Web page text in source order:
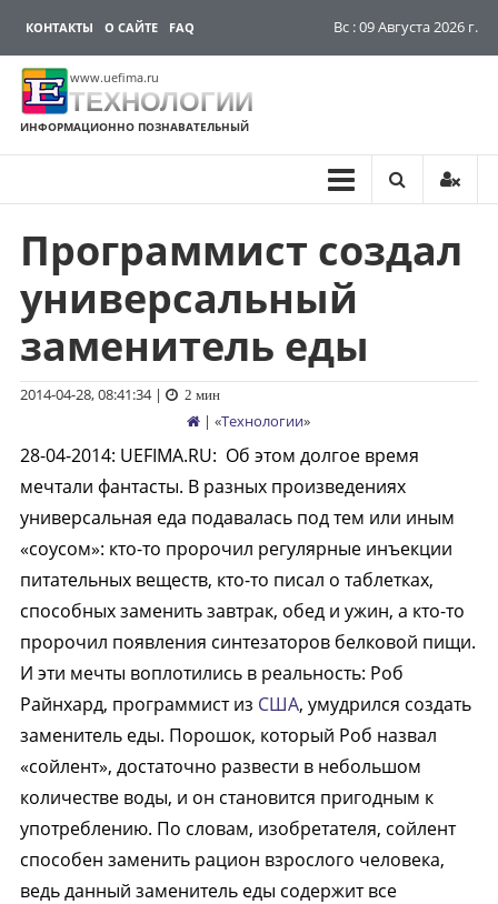
КОНТАКТЫ О САЙТЕ FAQ Вс : 09 Августа 2026 г.
www.uefima.ru
ТЕХНОЛОГИИ
ИНФОРМАЦИОННО ПОЗНАВАТЕЛЬНЫЙ
Перейти
содержимому
Программист создал
универсальный
заменитель еды
2014-04-28, 08:41:34| 2 мин
| «Технологии»
28-04-2014: UEFIMA.RU: Об этом долгое время
мечтали фантасты. В разных произведениях
универсальная еда подавалась под тем или иным
«соусом»: кто-то пророчил регулярные инъекции
питательных веществ, кто-то писал о таблетках,
способных заменить завтрак, обед и ужин, а кто-то
пророчил появления синтезаторов белковой пищи.
И эти мечты воплотились в реальность: Роб
Райнхард, программист из США, умудрился создать
заменитель еды. Порошок, который Роб назвал
«сойлент», достаточно развести в небольшом
количестве воды, и он становится пригодным к
употреблению. По словам, изобретателя, сойлент
способен заменить рацион взрослого человека,
ведь данный заменитель еды содержит все